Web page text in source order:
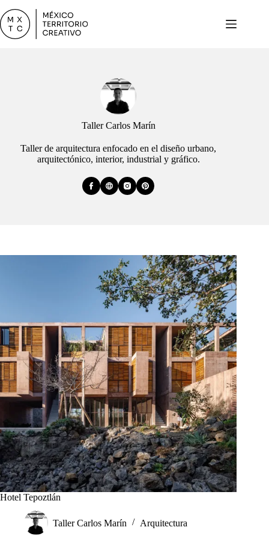
to
content
Taller Carlos Marín
Taller de arquitectura enfocado en el diseño urbano,
arquitectónico, interior, industrial y gráfico.
Hotel Tepoztlán
Taller Carlos Marín Arquitectura